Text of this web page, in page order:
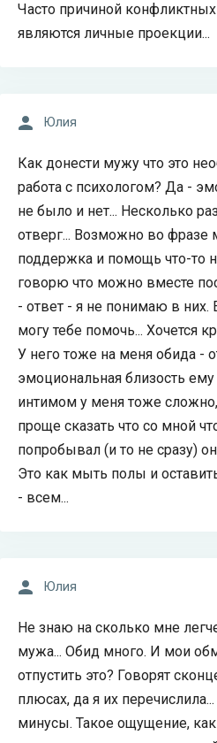
Часто причиной
являются личные проекции...
Юлия
Как донести мужу что это
работа с психологом? Да -
не было и нет... Несколько
отверг... Возможно во фразе
поддержка и помощь что-то
говорю что можно вместе
- ответ - я не понимаю в
могу тебе помочь... Хочется
У него тоже на меня обида -
эмоциональная близость
интимом у меня тоже
проще сказать что со мной
попробывал (и то не сразу) он
Это как мыть полы и
- всем...
Юлия
Не знаю на сколько мне
мужа... Обид много. И мои
отпустить это? Говорят
плюсах, да я их
минусы. Такое ощущение,